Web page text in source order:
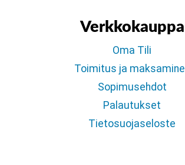
Verkkokauppa
Oma Tili
Toimitus ja
Sopimusehdot
Palautukset
Tietosuojaseloste